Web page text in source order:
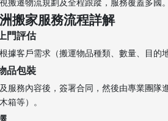
搬遷物流規劃及全程跟蹤，服務覆蓋多國。
搬家服務流程詳解
門評估
據客戶需求（搬運物品種類、數量、目的
品包裝
服務內容後，簽署合同，然後由專業團
箱等）。